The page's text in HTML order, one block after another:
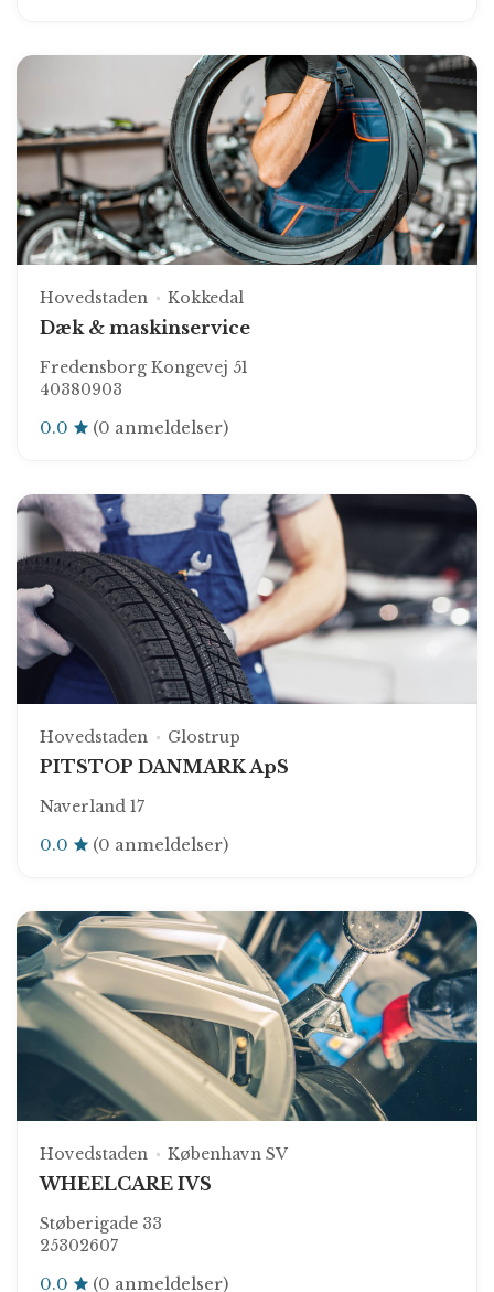
Hovedstaden Kokkedal
Dæk & maskinservice
Fredensborg Kongevej 51
40380903
0.0 (0 anmeldelser)
Hovedstaden Glostrup
PITSTOP DANMARK ApS
Naverland 17
0.0 (0 anmeldelser)
Hovedstaden København SV
WHEELCARE IVS
Støberigade 33
25302607
0.0 (0 anmeldelser)